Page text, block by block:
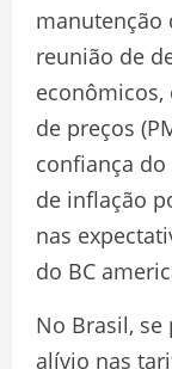
manutenção
reunião de
de preços
confiança
de inflação
nas
do BC
No Brasil,
alívio nas